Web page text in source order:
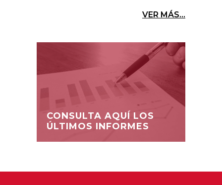
VER MÁS...
CONSULTA AQUÍ LOS
ÚLTIMOS INFORMES